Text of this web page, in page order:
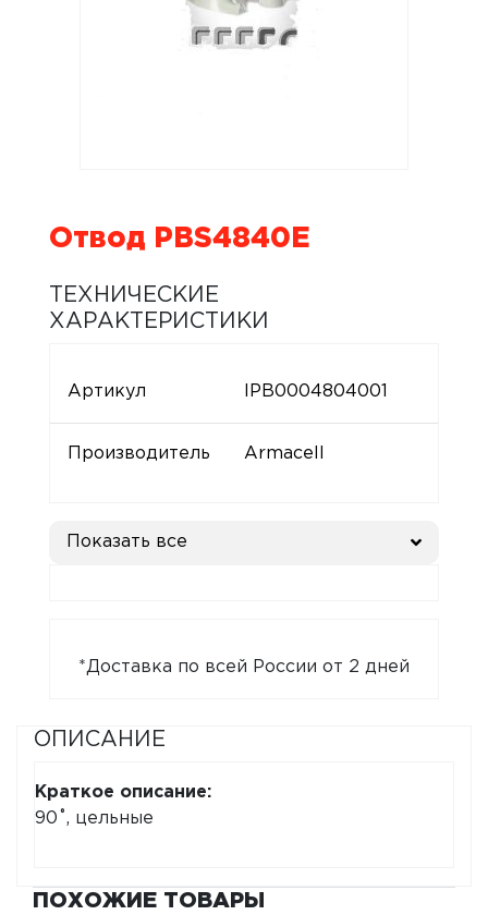
Отвод PBS4840E
ТЕХНИЧЕСКИЕ
ХАРАКТЕРИСТИКИ
Артикул IPB0004804001
Производитель Armacell
Показать все
*Доставка по всей России от 2 дней
ОПИСАНИЕ
Краткое описание:
90˚, цельные
ПОХОЖИЕ ТОВАРЫ